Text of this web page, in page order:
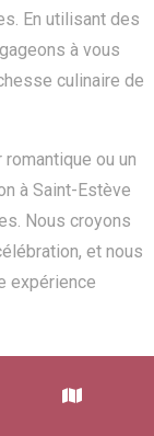
En utilisant des
à vous
culinaire de
ou un
à Saint-Estève
Nous croyons
et nous
expérience
à Saint-